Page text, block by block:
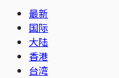
最新
国际
大陆
香港
台湾